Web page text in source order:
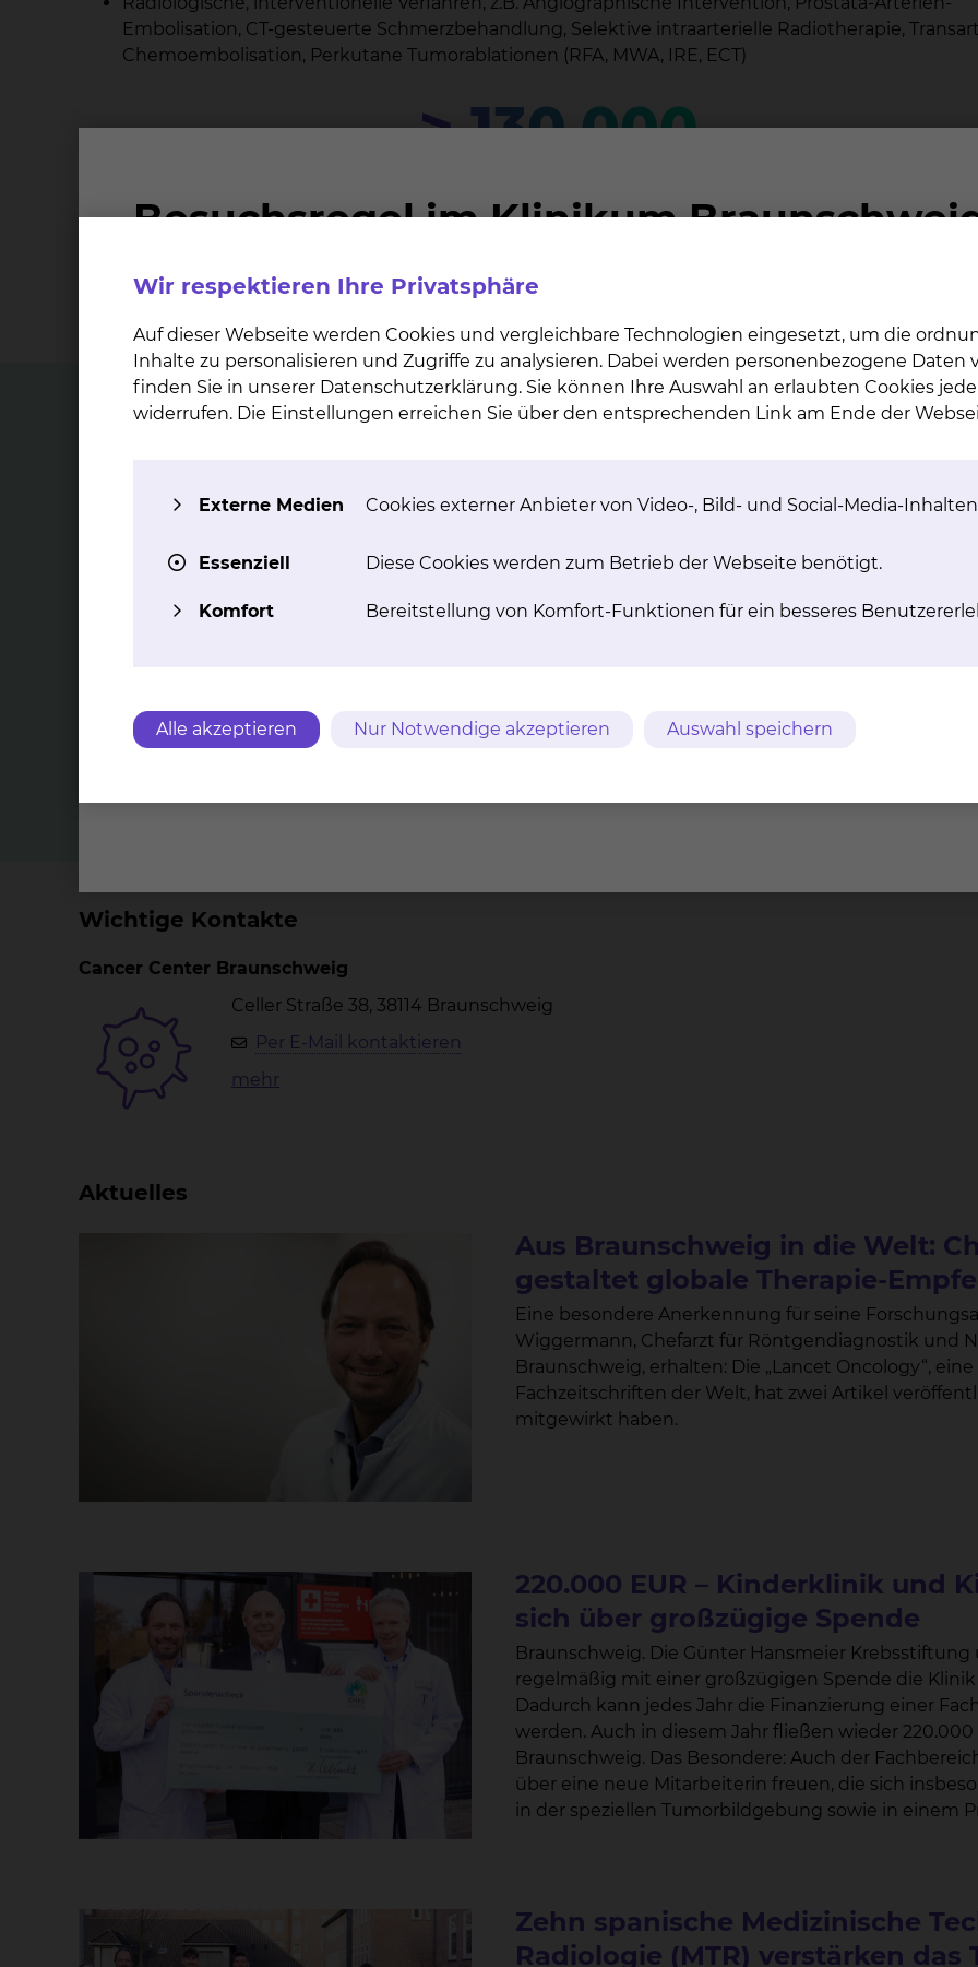
Embolisation, CT-gesteuerte Schmerzbehandlung, Selektive intraarterielle Radiotherapie,
Chemoembolisation, Perkutane Tumorablationen (RFA, MWA, IRE, ECT)
> 130.000
Top Themen
Sie­mens
Radiologie gemeinsam neue Wege
bei der Bereitstellung innovativer
Medizintechnik.
In­ter­ven­ti­on
Behandlung von Erkrankungen des
The­ra­pi­en
Wichtige Kontakte
Cancer Center Braunschweig
Celler Straße 38, 38114 Braunschweig
Per E-Mail kontaktieren
mehr
Aktuelles
Aus Braunschweig in die Welt:
gestaltet globale Therapie-
Eine besondere Anerkennung für seine
Wiggermann, Chefarzt für Röntgendiagnostik und
Braunschweig, erhalten: Die „Lancet Oncology“,
Fachzeitschriften der Welt, hat zwei Artikel
mitgewirkt haben.
220.000 EUR – Kinderklinik und
sich über großzügige Spende
Braunschweig. Die Günter Hansmeier Krebsstiftung unterstützt bereits seit vielen Jahren
regelmäßig mit einer großzügigen Spende die
Dadurch kann jedes Jahr die Finanzierung einer
werden. Auch in diesem Jahr fließen wieder 220.000 Euro an das Städtische Klinikum
Braunschweig. Das Besondere: Auch der Fachbereich Kinderradiologie darf sich dank der Spende
über eine neue Mitarbeiterin freuen, die sich
in der speziellen Tumorbildgebung sowie in einem
medizinische und wissenschaftliche Arbeit”, berichtet Dr. Andreas Beilken, Chefarzt
Jugendmedizin. “Für das Pflegepersonal und die Ärztinnen und Ärzte heißt das, eine spürbare
Zehn spanische Medizinische
Radiologie (MTR) verstärken das
Wir respektieren Ihre Privatsphäre
Auf dieser Webseite werden Cookies und vergleichbare Technologien eingesetzt, um die
Inhalte zu personalisieren und Zugriffe zu analysieren. Dabei werden personenbezogene Daten
finden Sie in unserer Datenschutzerklärung. Sie können Ihre Auswahl an erlaubten Cookies
widerrufen. Die Einstellungen erreichen Sie über den entsprechenden Link am Ende der
Externe Medien Cookies externer Anbieter von Video-, Bild- und Social-Media-
Essenziell Diese Cookies werden zum Betrieb der Webseite benötigt.
Komfort Bereitstellung von Komfort-Funktionen für ein besseres
Alle akzeptieren Nur Notwendige akzeptieren Auswahl speichern